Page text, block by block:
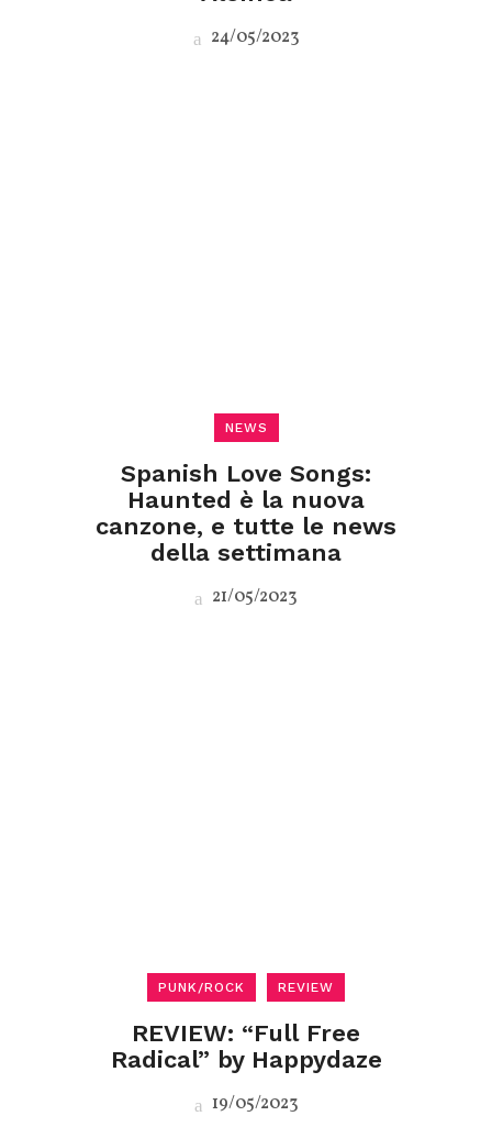
24/05/2023
NEWS
Spanish Love Songs:
Haunted è la nuova
canzone, e tutte le news
della settimana
21/05/2023
PUNK/ROCK REVIEW
REVIEW: “Full Free
Radical” by Happydaze
19/05/2023